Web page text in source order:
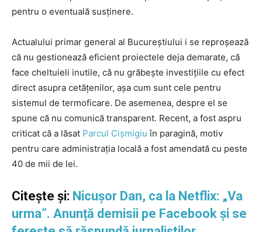
pentru o eventuală susținere.
Actualului primar general al Bucureștiului i se reproșează
că nu gestionează eficient proiectele deja demarate, că
face cheltuieli inutile, că nu grăbește investițiile cu efect
direct asupra cetățenilor, așa cum sunt cele pentru
sistemul de termoficare. De asemenea, despre el se
spune că nu comunică transparent. Recent, a fost aspru
criticat că a lăsat Parcul Cișmigiu în paragină, motiv
pentru care administrația locală a fost amendată cu peste
40 de mii de lei.
Citește și: Nicușor Dan, ca la Netflix: „Va
urma”. Anunță demisii pe Facebook și se